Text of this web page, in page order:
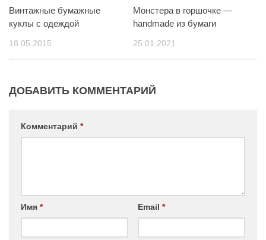
Винтажные бумажные
куклы с одеждой
18.05.2015
Монстера в горшочке —
handmade из бумаги
25.01.2021
ДОБАВИТЬ КОММЕНТАРИЙ
Комментарий *
Имя * Email *